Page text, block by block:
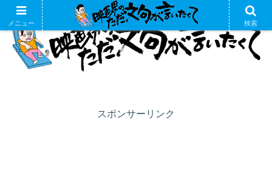
スポンサーリンク
メニュー 検索